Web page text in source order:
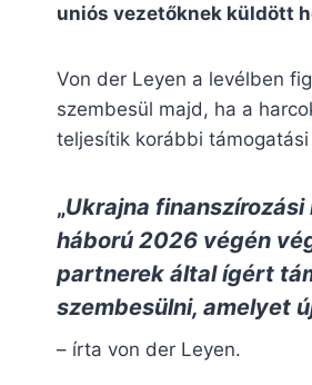
uniós vezetőknek küldött
Von der Leyen a levélben
szembesül majd, ha a
teljesítik korábbi
„Ukrajna
háború 2026 végén
partnerek által ígért
szembesülni, amelyet
– írta von der Leyen.